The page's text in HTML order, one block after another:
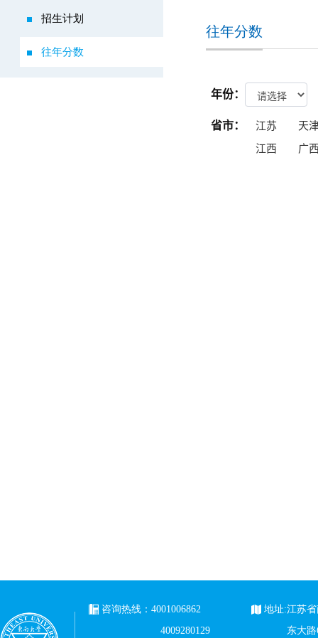
招生计划
往年分数
往年分数
咨询热线：4001006862
4009280129
地址:江苏
东大